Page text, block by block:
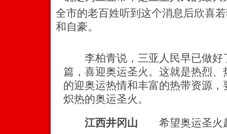
全市的老百姓听到这个消息后欣喜
和自豪。
李柏青说，三亚人民早已做好
篇，喜迎奥运圣火。这就是热烈
的迎奥运热情和丰富的热带资源，
炽热的奥运圣火。
江西井冈山 希望奥运圣火